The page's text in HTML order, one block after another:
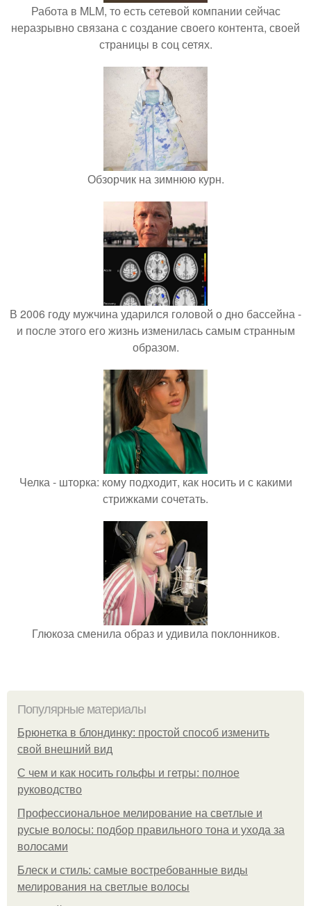
Работа в MLM, то есть сетевой компании сейчас
неразрывно связана с создание своего контента, своей
страницы в соц сетях.
Обзорчик на зимнюю курн.
В 2006 году мужчина ударился головой о дно бассейна -
и после этого его жизнь изменилась самым странным
образом.
Челка - шторка: кому подходит, как носить и с какими
стрижками сочетать.
Глюкоза сменила образ и удивила поклонников.
Популярные материалы
Брюнетка в блондинку: простой способ изменить
свой внешний вид
С чем и как носить гольфы и гетры: полное
руководство
Профессиональное мелирование на светлые и
русые волосы: подбор правильного тона и ухода за
волосами
Блеск и стиль: самые востребованные виды
мелирования на светлые волосы